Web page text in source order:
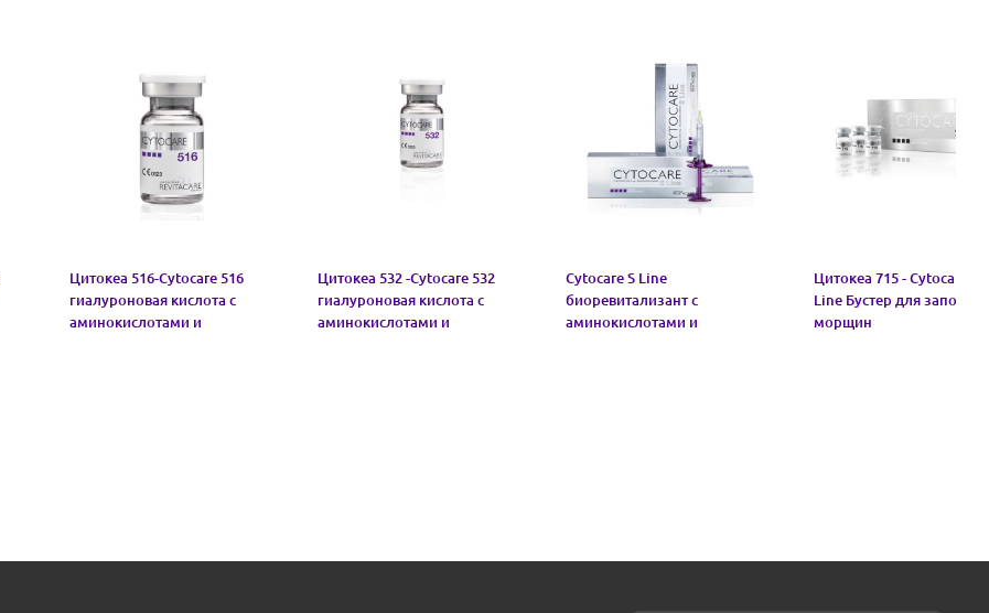
Цитокеа 516-Cytocare 516
гиалуроновая кислота с
аминокислотами и
Цитокеа 532 -Cytocare 532
гиалуроновая кислота с
аминокислотами и
Cytocare S Line
биоревитализант с
аминокислотами и
Цитокеа 715 - Cytocare
Line Бустер для
морщин